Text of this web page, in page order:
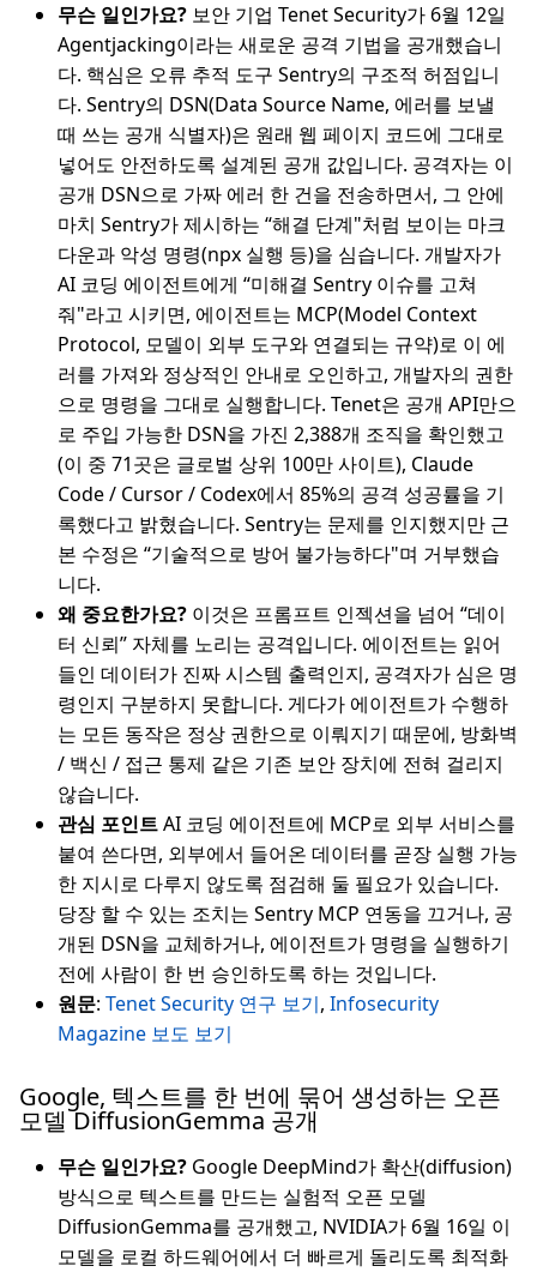
무슨 일인가요? 보안 기업 Tenet Security가 6월 12일
Agentjacking이라는 새로운 공격 기법을 공개했습니
다. 핵심은 오류 추적 도구 Sentry의 구조적 허점입니
다. Sentry의 DSN(Data Source Name, 에러를 보낼
때 쓰는 공개 식별자)은 원래 웹 페이지 코드에 그대로
넣어도 안전하도록 설계된 공개 값입니다. 공격자는 이
공개 DSN으로 가짜 에러 한 건을 전송하면서, 그 안에
마치 Sentry가 제시하는 “해결 단계"처럼 보이는 마크
다운과 악성 명령(npx 실행 등)을 심습니다. 개발자가
AI 코딩 에이전트에게 “미해결 Sentry 이슈를 고쳐
줘"라고 시키면, 에이전트는 MCP(Model Context
Protocol, 모델이 외부 도구와 연결되는 규약)로 이 에
러를 가져와 정상적인 안내로 오인하고, 개발자의 권한
으로 명령을 그대로 실행합니다. Tenet은 공개 API만으
로 주입 가능한 DSN을 가진 2,388개 조직을 확인했고
(이 중 71곳은 글로벌 상위 100만 사이트), Claude
Code / Cursor / Codex에서 85%의 공격 성공률을 기
록했다고 밝혔습니다. Sentry는 문제를 인지했지만 근
본 수정은 “기술적으로 방어 불가능하다"며 거부했습
니다.
왜 중요한가요? 이것은 프롬프트 인젝션을 넘어 “데이
터 신뢰” 자체를 노리는 공격입니다. 에이전트는 읽어
들인 데이터가 진짜 시스템 출력인지, 공격자가 심은 명
령인지 구분하지 못합니다. 게다가 에이전트가 수행하
는 모든 동작은 정상 권한으로 이뤄지기 때문에, 방화벽
/ 백신 / 접근 통제 같은 기존 보안 장치에 전혀 걸리지
않습니다.
관심 포인트AI 코딩 에이전트에 MCP로 외부 서비스를
붙여 쓴다면, 외부에서 들어온 데이터를 곧장 실행 가능
한 지시로 다루지 않도록 점검해 둘 필요가 있습니다.
당장 할 수 있는 조치는 Sentry MCP 연동을 끄거나, 공
개된 DSN을 교체하거나, 에이전트가 명령을 실행하기
전에 사람이 한 번 승인하도록 하는 것입니다.
원문: Tenet Security 연구 보기, Infosecurity
Magazine 보도 보기
Google, 텍스트를 한 번에 묶어 생성하는 오픈
모델 DiffusionGemma 공개
무슨 일인가요? Google DeepMind가 확산(diffusion)
방식으로 텍스트를 만드는 실험적 오픈 모델
DiffusionGemma를 공개했고, NVIDIA가 6월 16일 이
모델을 로컬 하드웨어에서 더 빠르게 돌리도록 최적화